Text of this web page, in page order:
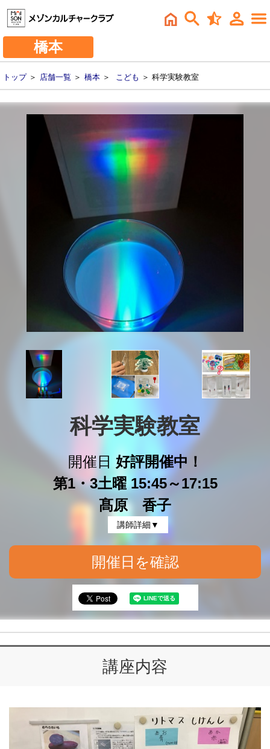
橋本
トップ＞ 店舗一覧 ＞ 橋本 ＞ こども ＞ 科学実験教室
科学実験教室
開催日 好評開催中！
第1・3土曜 15:45～17:15
髙原 香子
講師詳細▼
開催日を確認
講座内容